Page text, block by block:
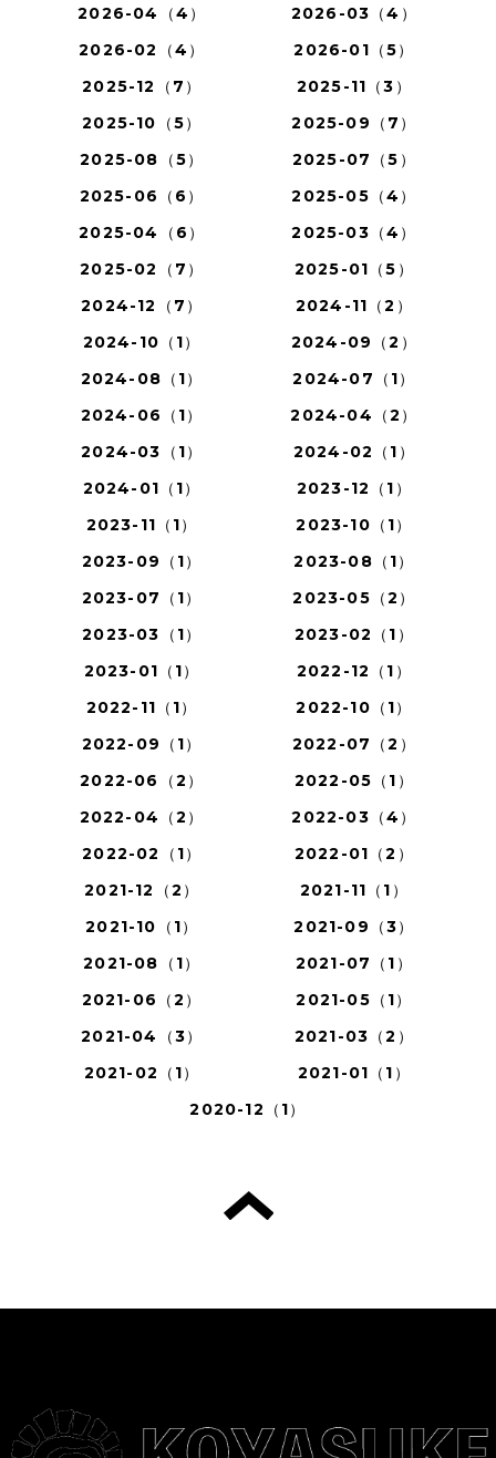
2026-04（4）
2026-03（4）
2026-02（4）
2026-01（5）
2025-12（7）
2025-11（3）
2025-10（5）
2025-09（7）
2025-08（5）
2025-07（5）
2025-06（6）
2025-05（4）
2025-04（6）
2025-03（4）
2025-02（7）
2025-01（5）
2024-12（7）
2024-11（2）
2024-10（1）
2024-09（2）
2024-08（1）
2024-07（1）
2024-06（1）
2024-04（2）
2024-03（1）
2024-02（1）
2024-01（1）
2023-12（1）
2023-11（1）
2023-10（1）
2023-09（1）
2023-08（1）
2023-07（1）
2023-05（2）
2023-03（1）
2023-02（1）
2023-01（1）
2022-12（1）
2022-11（1）
2022-10（1）
2022-09（1）
2022-07（2）
2022-06（2）
2022-05（1）
2022-04（2）
2022-03（4）
2022-02（1）
2022-01（2）
2021-12（2）
2021-11（1）
2021-10（1）
2021-09（3）
2021-08（1）
2021-07（1）
2021-06（2）
2021-05（1）
2021-04（3）
2021-03（2）
2021-02（1）
2021-01（1）
2020-12（1）